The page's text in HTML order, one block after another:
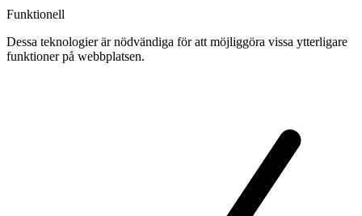
Funktionell
Dessa teknologier är nödvändiga för att möjliggöra vissa ytterligare
funktioner på webbplatsen.